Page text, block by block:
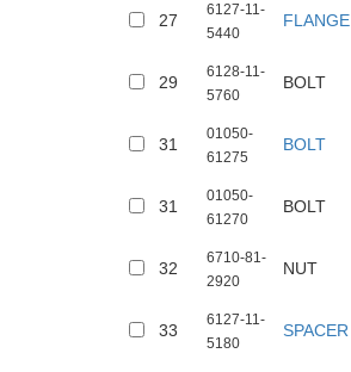
27
6127-11-
5440
FLANGE
29
6128-11-
5760
BOLT
31
01050-
61275
BOLT
31
01050-
61270
BOLT
32
6710-81-
2920
NUT
33
6127-11-
5180
SPACER